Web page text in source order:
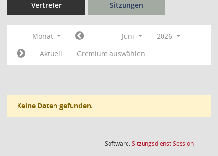
Vertreter Sitzungen
Monat Juni
2026
Aktuell
Gremium auswählen
Keine Daten gefunden.
Software:SitzungsdienstSession(Wird in